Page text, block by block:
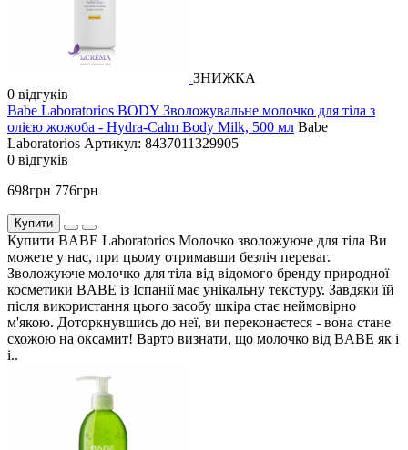
ЗНИЖКА
0 відгуків
Babe Laboratorios BODY Зволожувальне молочко для тіла з
олією жожоба - Hydra-Calm Body Milk, 500 мл Babe
Laboratorios Артикул: 8437011329905
0 відгуків
698грн 776грн
Купити
Купити BABE Laboratorios Молочко зволожуюче для тіла Ви
можете у нас, при цьому отримавши безліч переваг.
Зволожуюче молочко для тіла від відомого бренду природної
косметики BABE із Іспанії має унікальну текстуру. Завдяки їй
після використання цього засобу шкіра стає неймовірно
м'якою. Доторкнувшись до неї, ви переконаєтеся - вона стане
схожою на оксамит! Варто визнати, що молочко від BABE як і
і..